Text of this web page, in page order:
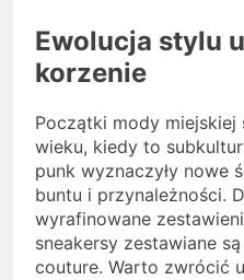
Ewolucja stylu
korzenie
Początki mody miejskiej
wieku, kiedy to
punk wyznaczyły nowe
buntu i przynależności.
wyrafinowane
sneakersy zestawiane
couture. Warto zwrócić